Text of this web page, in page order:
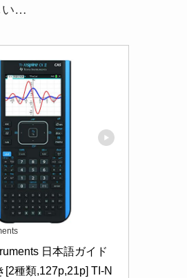
い…
日本語ガイド
[2種類,127p,21p] TI-N